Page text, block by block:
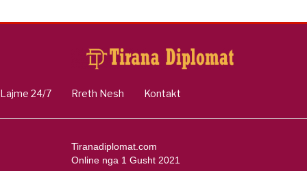
Lajme 24/7 Rreth Nesh Kontakt
Tiranadiplomat.com
Online nga 1 Gusht 2021